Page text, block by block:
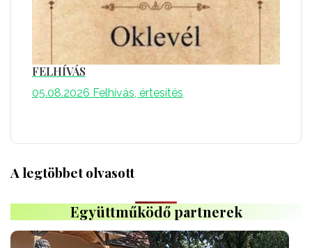
FELHÍVÁS
05.08.2026 Felhívás, értesítés
A legtöbbet olvasott
Együttműködő partnerek